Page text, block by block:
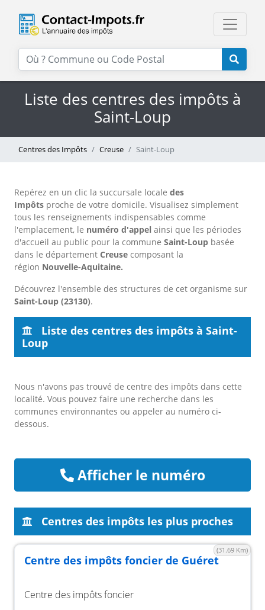
Liste des centres des impôts à
Saint-Loup
Centres des Impôts Creuse Saint-Loup
Repérez en un clic la succursale locale des
Impôts proche de votre domicile. Visualisez simplement
tous les renseignements indispensables comme
l'emplacement, le numéro d'appel ainsi que les périodes
d'accueil au public pour la commune Saint-Loup basée
dans le département Creuse composant la
région Nouvelle-Aquitaine.
Découvrez l'ensemble des structures de cet organisme sur
Saint-Loup (23130).
Liste des centres des impôts à Saint-
Loup
Nous n'avons pas trouvé de centre des impôts dans cette
localité. Vous pouvez faire une recherche dans les
communes environnantes ou appeler au numéro ci-
dessous.
Afficher le numéro
Centres des impôts les plus proches
(31.69 Km)
Centre des impôts foncier de Guéret
Centre des impôts foncier